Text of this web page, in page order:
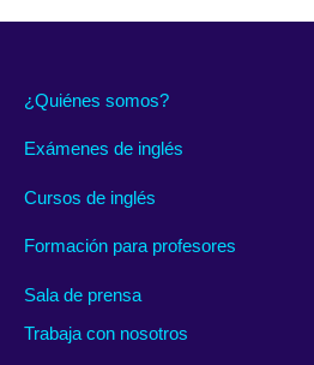
¿Quiénes somos?
Exámenes de inglés
Cursos de inglés
Formación para profesores
Sala de prensa
Trabaja con nosotros